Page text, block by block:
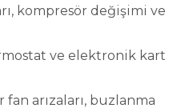
kompresör değişimi ve
ve elektronik kart
arızaları, buzlanma